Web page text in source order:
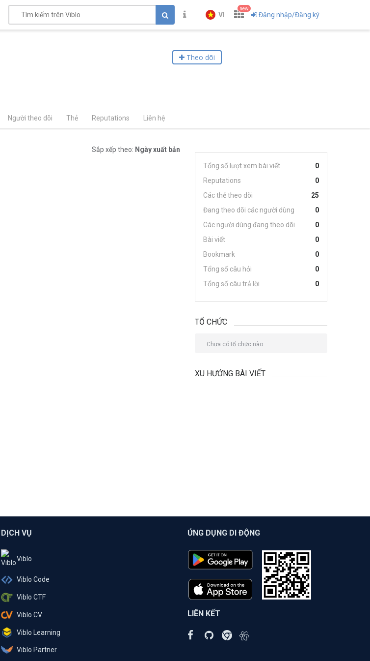
VI
new
Đăng nhập/Đăng ký
Theo dõi
Người theo dõi Thẻ Reputations Liên hệ
Sắp xếp theo: Ngày xuất bản
Tổng số lượt xem bài viết
0
Reputations
0
Các thẻ theo dõi
25
Đang theo dõi các người dùng
0
Các người dùng đang theo dõi
0
Bài viết
0
Bookmark
0
Tổng số câu hỏi
0
Tổng số câu trả lời
0
TỔ CHỨC
Chưa có tổ chức nào.
XU HƯỚNG BÀI VIẾT
DỊCH VỤ
Viblo
Viblo Code
Viblo CTF
Viblo CV
Viblo Learning
Viblo Partner
ỨNG DỤNG DI ĐỘNG
LIÊN KẾT